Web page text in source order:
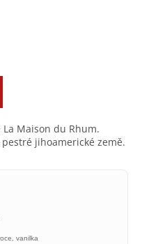
Maison du Rhum.
jihoamerické země.
vanilka